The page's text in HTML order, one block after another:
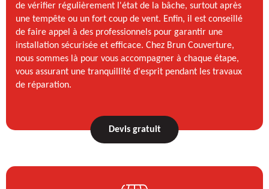
de vérifier régulièrement l'état de la bâche, surtout après
une tempête ou un fort coup de vent. Enfin, il est conseillé
de faire appel à des professionnels pour garantir une
installation sécurisée et efficace. Chez Brun Couverture,
nous sommes là pour vous accompagner à chaque étape,
vous assurant une tranquillité d'esprit pendant les travaux
de réparation.
Devis gratuit